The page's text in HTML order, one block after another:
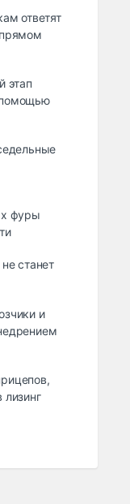
ответят
этап
помощью
фуры
станет
и
лизинг